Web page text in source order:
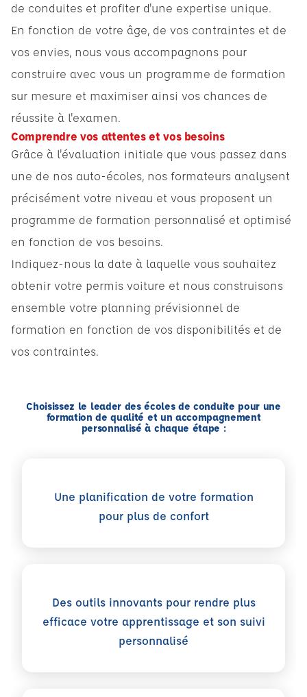
de conduites et profiter d'une expertise unique.
En fonction de votre âge, de vos contraintes et de
vos envies, nous vous accompagnons pour
construire avec vous un programme de formation
sur mesure et maximiser ainsi vos chances de
réussite à l'examen.
Comprendre vos attentes et vos besoins
Grâce à l'évaluation initiale que vous passez dans
une de nos auto-écoles, nos formateurs analysent
précisément votre niveau et vous proposent un
programme de formation personnalisé et optimisé
en fonction de vos besoins.
Indiquez-nous la date à laquelle vous souhaitez
obtenir votre permis voiture et nous construisons
ensemble votre planning prévisionnel de
formation en fonction de vos disponibilités et de
vos contraintes.
Choisissez le leader des écoles de conduite pour une
formation de qualité et un accompagnement
personnalisé à chaque étape :
Une planification de votre formation
pour plus de confort
Des outils innovants pour rendre plus
efficace votre apprentissage et son suivi
personnalisé